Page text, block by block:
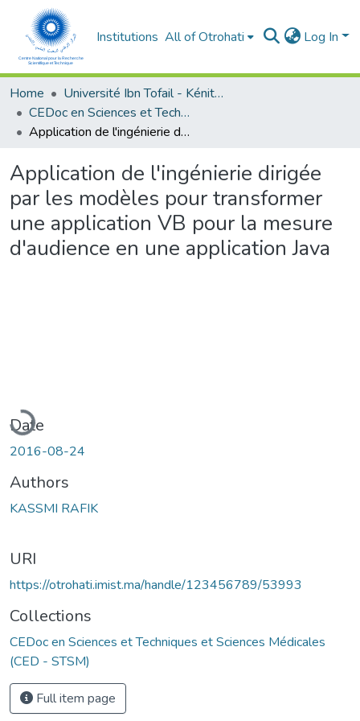
Institutions All of Otrohati Log In
Home
Université Ibn Tofail - Kénitra
CEDoc en Sciences et Techniques et Sciences Médicales (CED - STSM)
Application de l'ingénierie dirigée par les modèles pour transformer une application VB pour la mesure d'audience en une application Java
Application de l'ingénierie dirigée
par les modèles pour transformer
une application VB pour la mesure
d'audience en une application Java
Date
2016-08-24
Authors
KASSMI RAFIK
URI
https://otrohati.imist.ma/handle/123456789/53993
Collections
CEDoc en Sciences et Techniques et Sciences Médicales
(CED - STSM)
Full item page